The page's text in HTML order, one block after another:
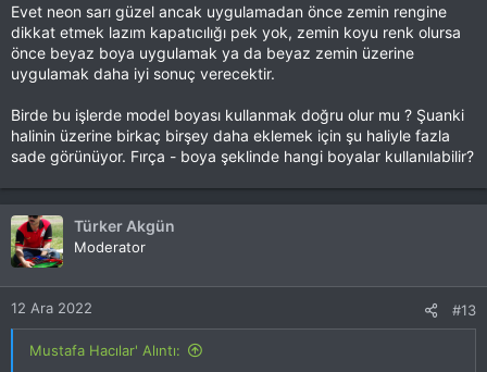
Evet neon sarı güzel ancak uygulamadan önce zemin rengine
dikkat etmek lazım kapatıcılığı pek yok, zemin koyu renk olursa
önce beyaz boya uygulamak ya da beyaz zemin üzerine
uygulamak daha iyi sonuç verecektir.
Birde bu işlerde model boyası kullanmak doğru olur mu ? Şuanki
halinin üzerine birkaç birşey daha eklemek için şu haliyle fazla
sade görünüyor. Fırça - boya şeklinde hangi boyalar kullanılabilir?
Türker Akgün
Moderator
12 Ara 2022 #13
Mustafa Hacılar' Alıntı: